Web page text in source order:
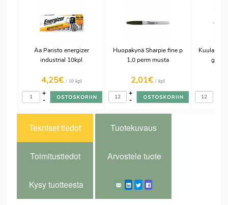
Aa Paristo energizer
industrial 10kpl
4,25€ / 10 kpl
-
+
Huopakynä Sharpie fine p
1,0 perm musta
2,01€ / kpl
-
+
grip
Tekniset tiedot Tuotekuvaus
Toimitustiedot Arvostele tuote
Kysy tuotteesta